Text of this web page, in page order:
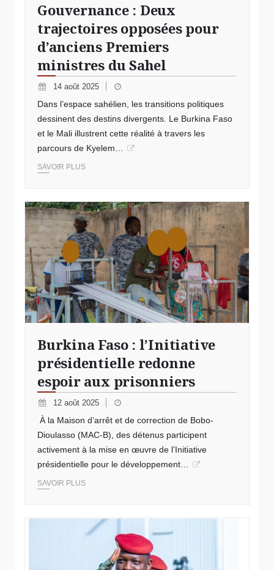
Gouvernance : Deux
trajectoires opposées pour
d’anciens Premiers
ministres du Sahel
14 août 2025
Dans l’espace sahélien, les transitions politiques
dessinent des destins divergents. Le Burkina Faso
et le Mali illustrent cette réalité à travers les
parcours de Kyelem…
SAVOIR PLUS
Burkina Faso : l’Initiative
présidentielle redonne
espoir aux prisonniers
12 août 2025
À la Maison d’arrêt et de correction de Bobo-
Dioulasso (MAC-B), des détenus participent
activement à la mise en œuvre de l’Initiative
présidentielle pour le développement…
SAVOIR PLUS